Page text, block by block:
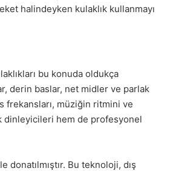
halindeyken kulaklık kullanmayı
bu konuda oldukça
derin baslar, net midler ve parlak
müziğin ritmini ve
dinleyicileri hem de profesyonel
donatılmıştır. Bu teknoloji, dış